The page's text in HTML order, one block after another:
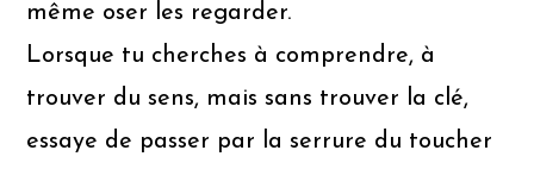
même oser les regarder.
Lorsque tu cherches à comprendre, à
trouver du sens, mais sans trouver la clé,
essaye de passer par la serrure du toucher